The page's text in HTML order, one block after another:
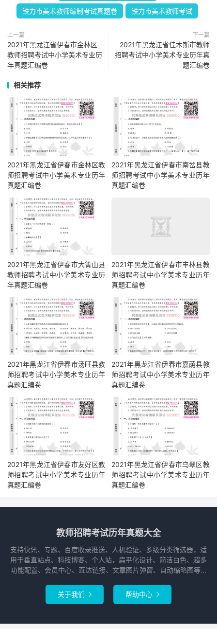
铁力市美术教师编制考试真题卷 铁力市美术教师考试
上一篇
2021年黑龙江省伊春市金林区
教师招聘考试中小学美术专业历
年真题汇编卷
下一篇
2021年黑龙江省佳木斯市教师
招聘考试中小学美术专业历年真
题汇编卷
相关推荐
2021年黑龙江省伊春市金林区教
师招聘考试中小学美术专业历年
真题汇编卷
2021年黑龙江省伊春市南岔县教
师招聘考试中小学美术专业历年
真题汇编卷
2021年黑龙江省伊春市大箐山县
教师招聘考试中小学美术专业历
年真题汇编卷
2021年黑龙江省伊春市丰林县教
师招聘考试中小学美术专业历年
真题汇编卷
2021年黑龙江省伊春市汤旺县教
师招聘考试中小学美术专业历年
真题汇编卷
2021年黑龙江省伊春市嘉荫县教
师招聘考试中小学美术专业历年
真题汇编卷
2021年黑龙江省伊春市友好区教
师招聘考试中小学美术专业历年
真题汇编卷
2021年黑龙江省伊春市乌翠区教
师招聘考试中小学美术专业历年
真题汇编卷
教师招聘考试历年真题大全
支持快讯、专题、百度收录推送、人机验证、多级分类筛选器，适
用于垂直站点、科技博客、个人站，扁平化设计、简洁白色、超多
功能配置、会员中心、直达链接、文章图片弹窗、自动缩略图等...
关于我们  帮助中心 